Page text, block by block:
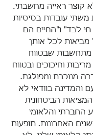
קוצר ראייה מחשבתי.
עובדות בסיסיות
לבד" ו"החיים הם
מביאות לכל אותן
מתחשבות שבטווח
וחיכוכים ובטווח
מנוכרת ומפולגת.
והמדינה בוודאי לא
הביטחונית
החברתי והלאומי
האחרונות. תופעות